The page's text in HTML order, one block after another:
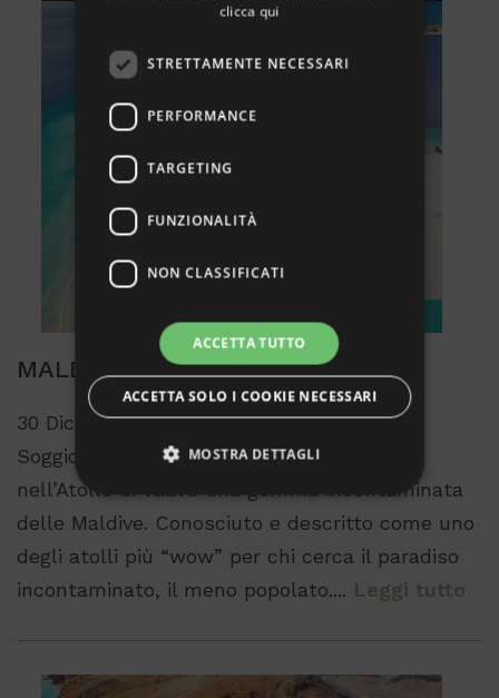
MALDIVE a CAPODANNO
30 Dicembre / 10 Gennaio 12 Giorni/9 Notti
Soggiorno presso Plumeria Hotel, situato
nell’Atollo di Vaavu una gemma incontaminata
delle Maldive. Conosciuto e descritto come uno
degli atolli più “wow” per chi cerca il paradiso
incontaminato, il meno popolato.... Leggi tutto
clicca qui
STRETTAMENTE NECESSARI
PERFORMANCE
TARGETING
FUNZIONALITÀ
NON CLASSIFICATI
ACCETTA TUTTO
ACCETTA SOLO I COOKIE NECESSARI
MOSTRA DETTAGLI
Non classificati
I cookie strettamente necessari consentono le
l'accesso dell'utente e la gestione dell'account. Il